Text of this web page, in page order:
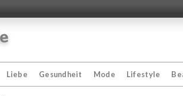
Liebe Gesundheit Mode Lifestyle